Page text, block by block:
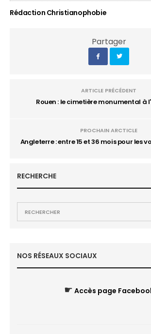
Rédaction Christianophobie
Partager
ARTICLE PRÉCÉDENT
Rouen : le cimetière monumental à
PROCHAIN ARCTICLE
Angleterre : entre 15 et 36 mois pour les
RECHERCHE
NOS RÉSEAUX SOCIAUX
☛ Accès page